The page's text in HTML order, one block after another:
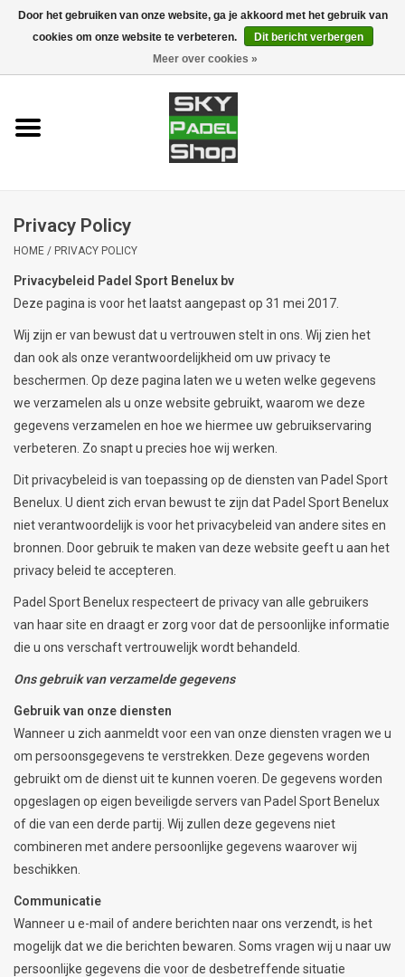
0 Artikelen - €0,00
Rackets
Padel banen
Merken
Privacy Policy
HOME / PRIVACY POLICY
Privacybeleid Padel Sport Benelux bv
Deze pagina is voor het laatst aangepast op 31 mei 2017.
Wij zijn er van bewust dat u vertrouwen stelt in ons. Wij zien het
dan ook als onze verantwoordelijkheid om uw privacy te
beschermen. Op deze pagina laten we u weten welke gegevens
we verzamelen als u onze website gebruikt, waarom we deze
gegevens verzamelen en hoe we hiermee uw gebruikservaring
verbeteren. Zo snapt u precies hoe wij werken.
Dit privacybeleid is van toepassing op de diensten van Padel Sport
Benelux. U dient zich ervan bewust te zijn dat Padel Sport Benelux
niet verantwoordelijk is voor het privacybeleid van andere sites en
bronnen. Door gebruik te maken van deze website geeft u aan het
privacy beleid te accepteren.
Padel Sport Benelux respecteert de privacy van alle gebruikers
van haar site en draagt er zorg voor dat de persoonlijke informatie
die u ons verschaft vertrouwelijk wordt behandeld.
Ons gebruik van verzamelde gegevens
Gebruik van onze diensten
Wanneer u zich aanmeldt voor een van onze diensten vragen we u
om persoonsgegevens te verstrekken. Deze gegevens worden
gebruikt om de dienst uit te kunnen voeren. De gegevens worden
opgeslagen op eigen beveiligde servers van Padel Sport Benelux
of die van een derde partij. Wij zullen deze gegevens niet
combineren met andere persoonlijke gegevens waarover wij
beschikken.
Communicatie
Wanneer u e-mail of andere berichten naar ons verzendt, is het
mogelijk dat we die berichten bewaren. Soms vragen wij u naar uw
persoonlijke gegevens die voor de desbetreffende situatie
Door het gebruiken van onze website, ga je akkoord met het gebruik van
cookies om onze website te verbeteren.
Dit bericht verbergen
Meer over cookies »